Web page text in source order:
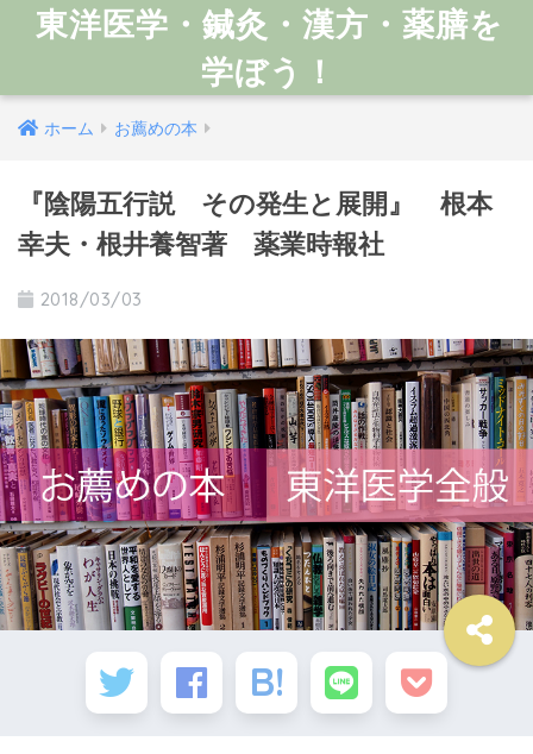
東洋医学・鍼灸・漢方・薬膳を
学ぼう！
ホーム お薦めの本
『陰陽五行説 その発生と展開』 根本
幸夫・根井養智著 薬業時報社
2018/03/03